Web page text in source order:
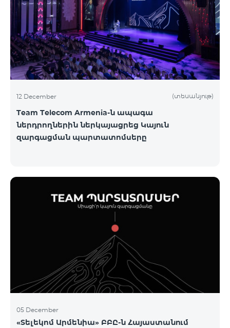
12 December (տեսանյութ)
Team Telecom Armenia-ն ապագա
ներդրողներին ներկայացրեց Կայուն
զարգացման պարտատոմսերը
05 December
«Տելեկոմ Արմենիա» ԲԲԸ-ն Հայաստանում